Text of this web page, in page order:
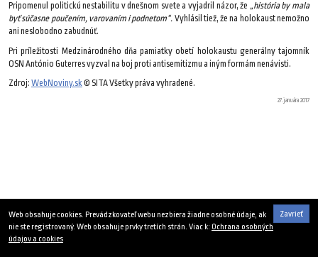
Pripomenul politickú nestabilitu v dnešnom svete a vyjadril názor, že „história by mala
byť súčasne poučením, varovaním i podnetom“. Vyhlásil tiež, že na holokaust nemožno
ani neslobodno zabudnúť.
Pri príležitosti Medzinárodného dňa pamiatky obetí holokaustu generálny tajomník
OSN António Guterres vyzval na boj proti antisemitizmu a iným formám nenávisti.
Zdroj: WebNoviny.sk© SITA Všetky práva vyhradené.
27. januára 2017
Zavrieť
Web obsahuje cookies. Prevádzkovateľ webu nezbiera žiadne osobné údaje, ak
nie ste registrovaný. Web obsahuje prvky tretích strán. Viac k: Ochrana osobných
údajov a cookies